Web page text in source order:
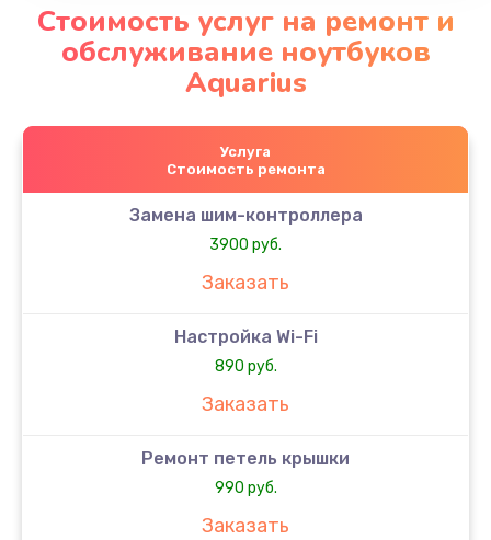
Стоимость услуг на ремонт и
обслуживание ноутбуков
Aquarius
Услуга
Стоимость ремонта
Замена шим-контроллера
3900 руб.
Заказать
Настройка Wi-Fi
890 руб.
Заказать
Ремонт петель крышки
990 руб.
Заказать